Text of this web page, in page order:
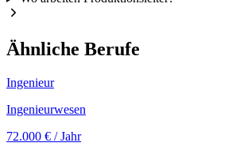
Ähnliche Berufe
Ingenieur
Ingenieurwesen
72.000 € / Jahr